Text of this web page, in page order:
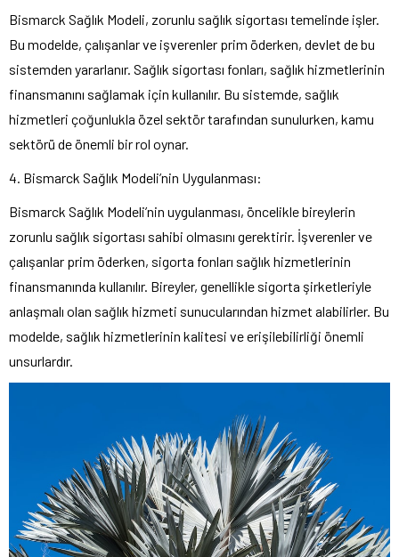
Bismarck Sağlık Modeli, zorunlu sağlık sigortası temelinde işler.
Bu modelde, çalışanlar ve işverenler prim öderken, devlet de bu
sistemden yararlanır. Sağlık sigortası fonları, sağlık hizmetlerinin
finansmanını sağlamak için kullanılır. Bu sistemde, sağlık
hizmetleri çoğunlukla özel sektör tarafından sunulurken, kamu
sektörü de önemli bir rol oynar.
4. Bismarck Sağlık Modeli’nin Uygulanması:
Bismarck Sağlık Modeli’nin uygulanması, öncelikle bireylerin
zorunlu sağlık sigortası sahibi olmasını gerektirir. İşverenler ve
çalışanlar prim öderken, sigorta fonları sağlık hizmetlerinin
finansmanında kullanılır. Bireyler, genellikle sigorta şirketleriyle
anlaşmalı olan sağlık hizmeti sunucularından hizmet alabilirler. Bu
modelde, sağlık hizmetlerinin kalitesi ve erişilebilirliği önemli
unsurlardır.